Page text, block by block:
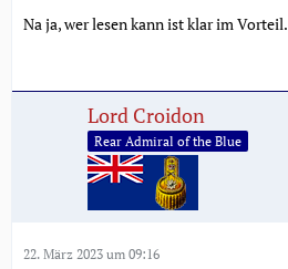
Na ja, wer lesen kann ist klar im Vorteil.
Lord Croidon
Rear Admiral of the Blue
22. März 2023 um 09:16